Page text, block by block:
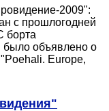
2009":
с прошлогодней
борта
было объявлено о
"Poehali. Europe,